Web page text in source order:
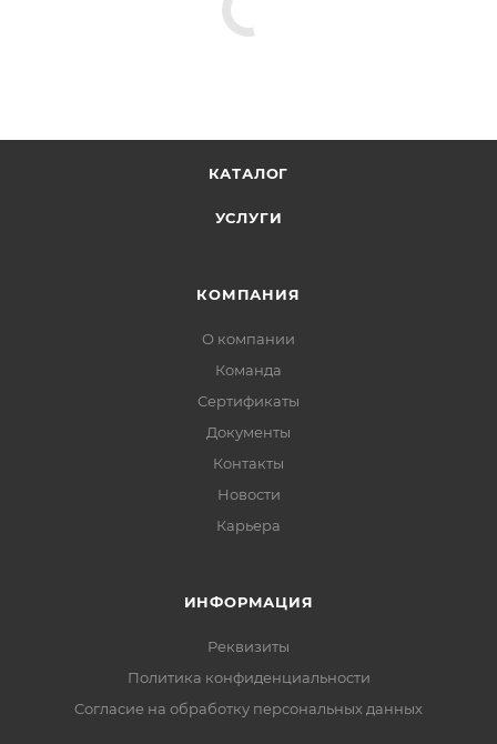
КАТАЛОГ
УСЛУГИ
КОМПАНИЯ
О компании
Команда
Сертификаты
Документы
Контакты
Новости
Карьера
ИНФОРМАЦИЯ
Реквизиты
Политика конфиденциальности
Cогласие на обработку персональных данных